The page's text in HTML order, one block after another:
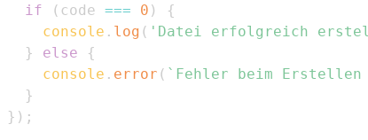
if
( code === 0 )
{
console . log ( 'Datei erfolgreich
}
else
{
console . error ( ` Fehler beim
}
} ) ;